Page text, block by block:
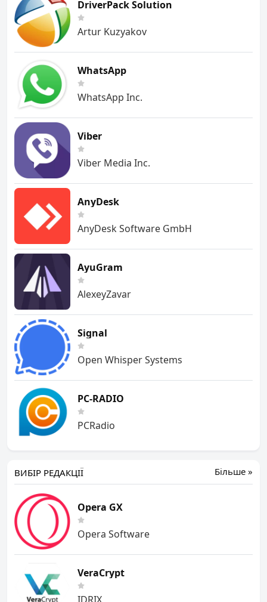
DriverPack Solution
Artur Kuzyakov
WhatsApp
WhatsApp Inc.
Viber
Viber Media Inc.
AnyDesk
AnyDesk Software GmbH
AyuGram
AlexeyZavar
Signal
Open Whisper Systems
PC-RADIO
PCRadio
Більше »
ВИБІР РЕДАКЦІЇ
Opera GX
Opera Software
VeraCrypt